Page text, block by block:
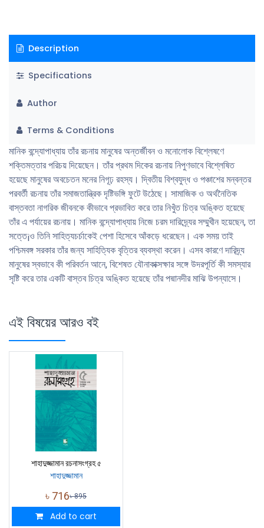
Description
Specifications
Author
Terms & Conditions
মানিক বন্দ্যোপাধ্যায় তাঁর রচনায় মানুষের অন্তর্জীবন ও মনোলোক বিশ্লেষণে
শক্তিমত্তার পরিচয় দিয়েছেন। তাঁর প্রথম দিকের রচনায় নিপুণভাবে বিশ্লেষিত
হয়েছে মানুষের অবচেতন মনের নিগূঢ় রহস্য। দ্বিতীয় বিশ্বযুদ্ধ ও পঞ্চাশের মন্বন্তর
পরবর্তী রচনায় তাঁর সমাজতান্ত্রিক দৃষ্টিভঙ্গি ফুটে উঠেছে। সামাজিক ও অর্থনৈতিক
বাস্তবতা নাগরিক জীবনকে কীভাবে প্রভাবিত করে তার নিখুঁত চিত্র অঙ্কিত হয়েছে
তাঁর এ পর্যায়ের রচনায়। মানিক বন্দ্যোপাধ্যায় নিজে চরম দারিদ্র্যের সম্মুখীন হয়েছেন, তা
সত্তে¡ও তিনি সাহিত্যচর্চাকেই পেশা হিসেবে আঁকড়ে ধরেছেন। এক সময় তাই
পশ্চিমবঙ্গ সরকার তাঁর জন্য সাহিত্যিক বৃত্তির ব্যবস্থা করেন। এসব কারণে দারিদ্র্য
মানুষের স্বভাবে কী পরিবর্তন আনে, বিশেষত যৌনাকাক্সক্ষার সঙ্গে উদরপূর্তি কী সমস্যার
সৃষ্টি করে তার একটি বাস্তব চিত্র অঙ্কিত হয়েছে তাঁর পদ্মানদীর মাঝি উপন্যাসে।
এই বিষয়ের আরও বই
শাহাদুজ্জামান রচনাসংগ্রহ ৫
শাহাদুজ্জামান
৳ 716৳895
Add to cart